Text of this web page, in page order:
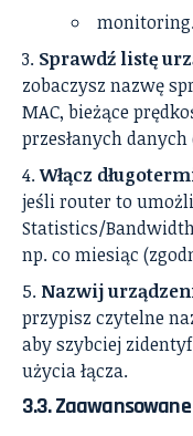
Sprawdź listę
zobaczysz nazwę
MAC, bieżące
przesłanych
Włącz
jeśli router to
Statistics/
np. co miesiąc
Nazwij
przypisz czytelne
aby szybciej
użycia łącza.
3.3. Zaawansowane